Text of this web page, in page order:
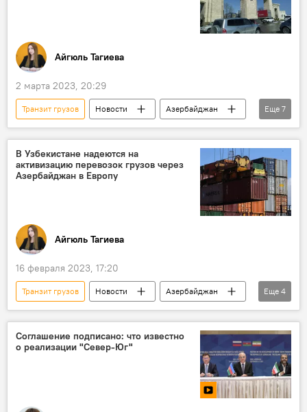
Айгюль Тагиева
2 марта 2023, 20:29
Транзит грузов Новости
Азербайджан
Беларусь
СНГ
Грузоперевозки
КПП
Южный Кавказ
Россия
Еще 7
В Узбекистане надеются на
активизацию перевозок грузов через
Азербайджан в Европу
Айгюль Тагиева
16 февраля 2023, 17:20
Транзит грузов Новости
Азербайджан
Узбекистан
транспорт
Европа
Транскаспийский международный транспортный маршрут
Еще 4
Соглашение подписано: что известно
о реализации "Север-Юг"